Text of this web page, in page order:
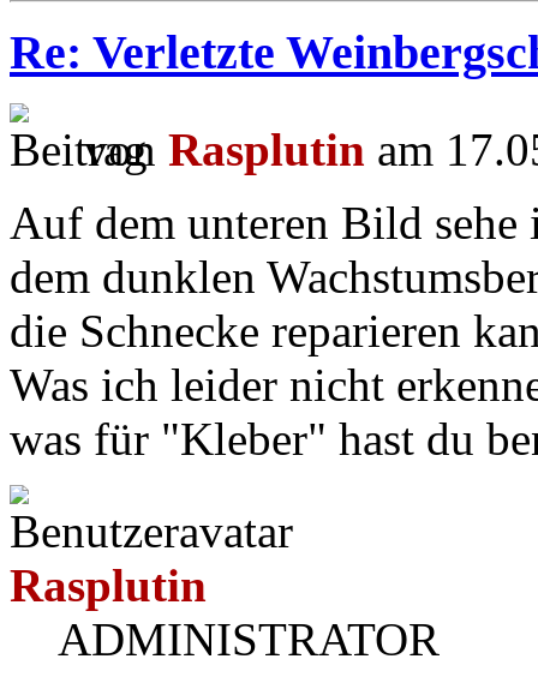
Re: Verletzte
von Rasplutin am
Auf dem unteren Bild sehe
dem dunklen
die Schnecke reparieren
Was ich leider nicht
was für "Kleber" hast du
Rasplutin
ADMINISTRATOR